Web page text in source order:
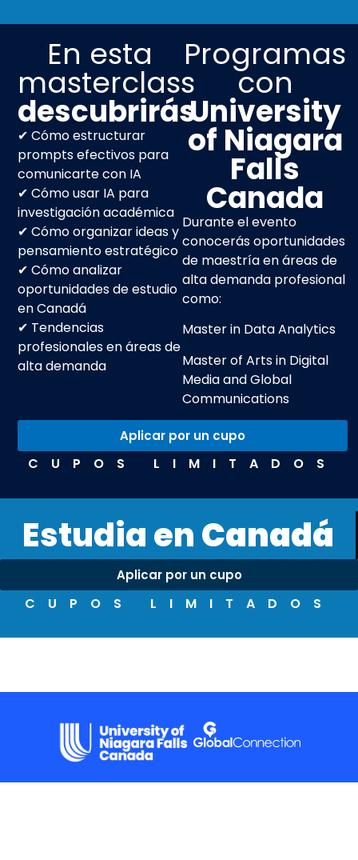
En esta
masterclass
descubrirás
✔ Cómo estructurar
prompts efectivos para
comunicarte con IA
✔ Cómo usar IA para
investigación académica
✔ Cómo organizar ideas y
pensamiento estratégico
✔ Cómo analizar
oportunidades de estudio
en Canadá
✔ Tendencias
profesionales en áreas de
alta demanda
Programas
con
University
of Niagara
Falls
Canada
Durante el evento
conocerás oportunidades
de maestría en áreas de
alta demanda profesional
como:
Master in Data Analytics
Master of Arts in Digital
Media and Global
Communications
Aplicar por un cupo
CUPOS LIMITADOS
Estudia enCanadá
Aplicar por un cupo
CUPOS LIMITADOS